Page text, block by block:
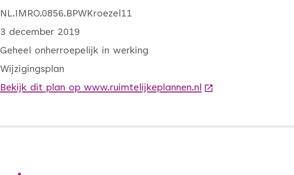
NL.IMRO.0856.BPWKroezel11
3 december 2019
Geheel onherroepelijk in werking
Wijzigingsplan
Bekijk dit plan op www.ruimtelijkeplannen.nl (Deze link gaat